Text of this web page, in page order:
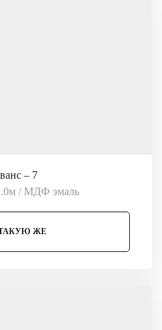
– 7
/ МДФ эмаль
ЖЕ